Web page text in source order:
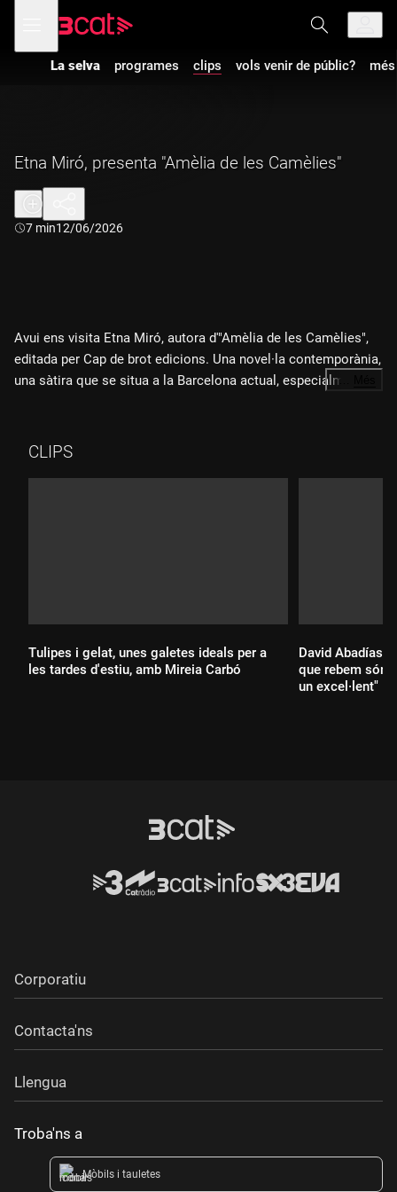
navegació
principal
menú
de
La selva programes clips vols venir de públic?
Etna Miró, presenta "Amèlia de les Camèlies"
Durada:
7 min12/06/2026
Avui ens visita Etna Miró, autora d'"Amèlia de les Camèlies",
editada per Cap de brot edicions. Una novel·la contemporània,
una sàtira que se situa a la Barcelona actual, especialment
…
CLIPS
Tulipes i gelat, unes galetes ideals per a
les tardes d'estiu, amb Mireia Carbó
David Abadías:
que rebem són
un excel·lent"
Corporatiu
Contacta'ns
Llengua
Troba'ns a
Mòbils i tauletes